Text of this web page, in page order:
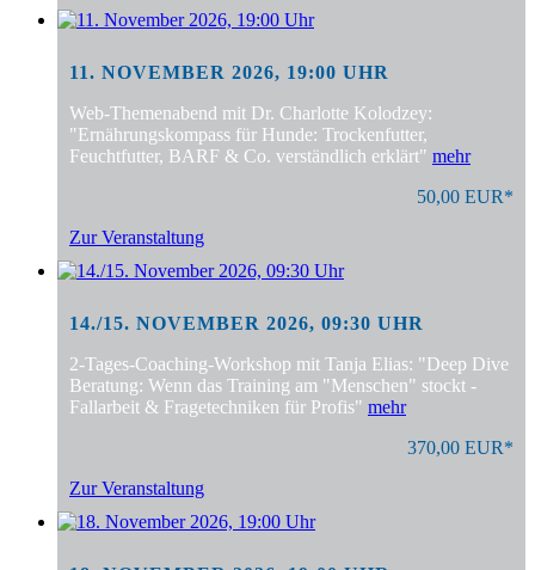
11. NOVEMBER 2026, 19:00 UHR
Web-Themenabend mit Dr. Charlotte Kolodzey:
"Ernährungskompass für Hunde: Trockenfutter,
Feuchtfutter, BARF & Co. verständlich erklärt" mehr
50,00 EUR*
Zur Veranstaltung
14./15. NOVEMBER 2026, 09:30 UHR
2-Tages-Coaching-Workshop mit Tanja Elias: "Deep Dive
Beratung: Wenn das Training am "Menschen" stockt -
Fallarbeit & Fragetechniken für Profis" mehr
370,00 EUR*
Zur Veranstaltung